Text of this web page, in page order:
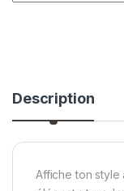
Description
Affiche ton style